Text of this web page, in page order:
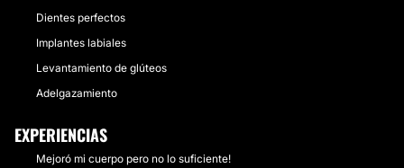
Dientes perfectos
Implantes labiales
Levantamiento de glúteos
Adelgazamiento
EXPERIENCIAS
Mejoró mi cuerpo pero no lo suficiente!